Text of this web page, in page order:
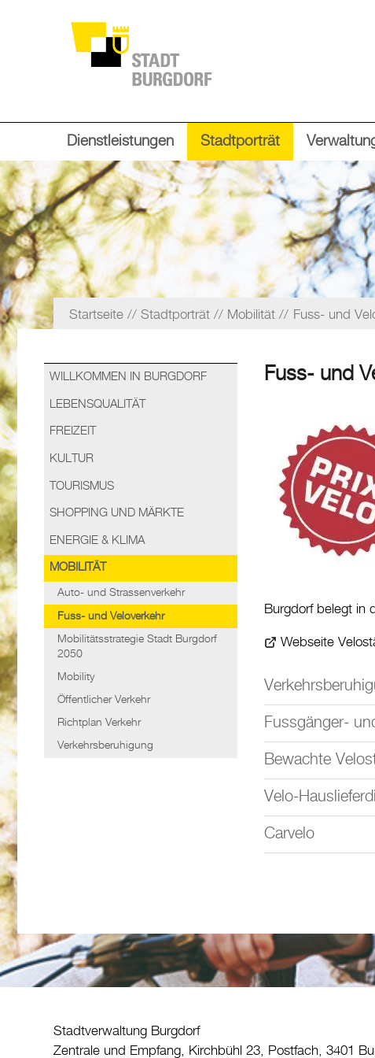
Dienstleistungen Stadtporträt
Startseite Stadtporträt Mobilität Fuss- und
WILLKOMMEN IN BURGDORF
LEBENSQUALITÄT
FREIZEIT
KULTUR
TOURISMUS
SHOPPING UND MÄRKTE
ENERGIE & KLIMA
MOBILITÄT
Auto- und Strassenverkehr
Fuss- und Veloverkehr
Mobilitätsstrategie Stadt Burgdorf
2050
Mobility
Öffentlicher Verkehr
Richtplan Verkehr
Verkehrsberuhigung
Fuss- und
Burgdorf belegt in
Webseite
Fussgänger-
Bewachte
Velo-
Carvelo
Stadtverwaltung Burgdorf
Zentrale und Empfang, Kirchbühl 23, Postfach, 3401